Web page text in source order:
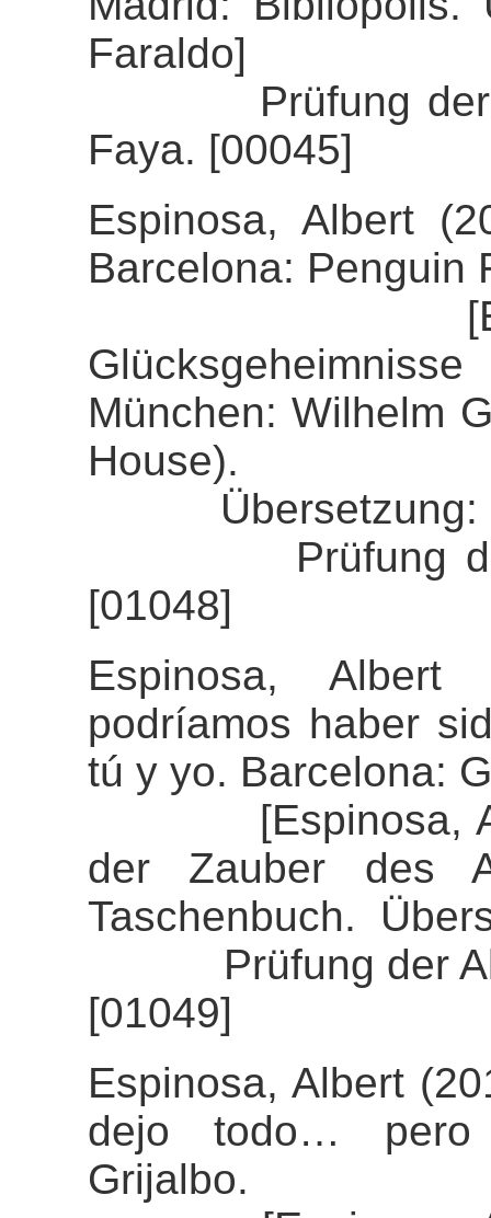
Faraldo]
Prüfung der
Faya. [00045]
Espinosa, Albert
Barcelona: Penguin
München: Wilhelm
House).
Übersetzung:
Prüfung der
[01048]
Espinosa,
podríamos haber
tú y yo. Barcelona:
[Espinosa,
der Zauber des
Taschenbuch.
Prüfung der
[01049]
Espinosa, Albert
dejo todo… pero
Grijalbo.